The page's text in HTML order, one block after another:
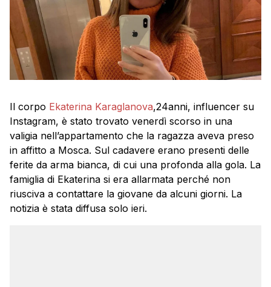
Il corpo Ekaterina Karaglanova,24anni, influencer su
Instagram, è stato trovato venerdì scorso in una
valigia nell’appartamento che la ragazza aveva preso
in affitto a Mosca. Sul cadavere erano presenti delle
ferite da arma bianca, di cui una profonda alla gola. La
famiglia di Ekaterina si era allarmata perché non
riusciva a contattare la giovane da alcuni giorni. La
notizia è stata diffusa solo ieri.